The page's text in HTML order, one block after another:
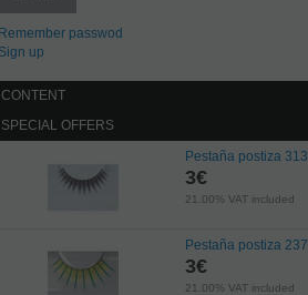
passwod
up
CONTENT
SPECIAL OFFERS
Pestaña postiza 313
3€
21.00%VAT included
Pestaña postiza 237
3€
21.00%VAT included